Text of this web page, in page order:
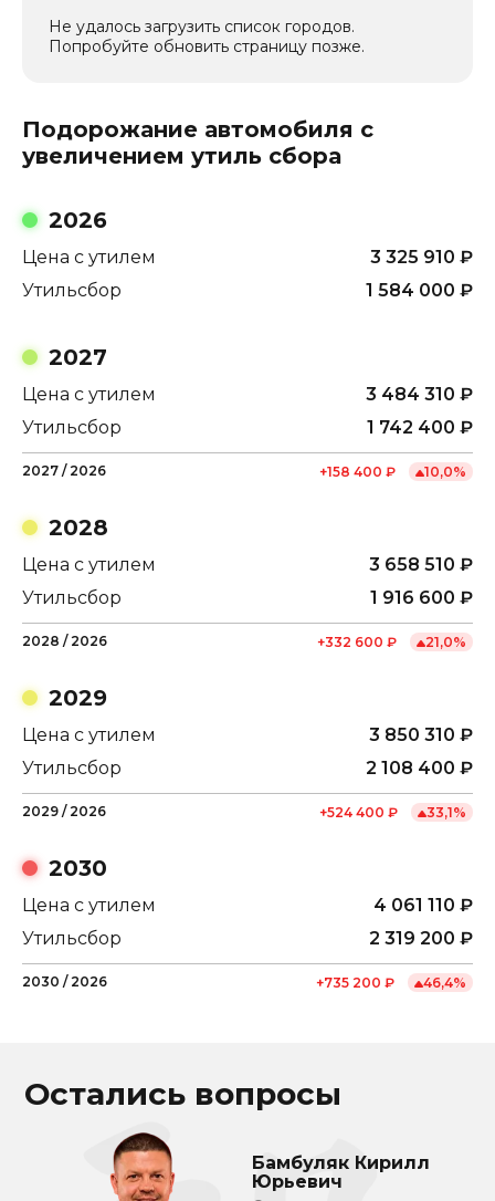
Не удалось загрузить список городов.
Попробуйте обновить страницу позже.
Подорожание автомобиля с
увеличением утиль сбора
2026
Цена с утилем 3 325 910 ₽
Утильсбор
1 584 000 ₽
2027
Цена с утилем 3 484 310 ₽
Утильсбор
1 742 400 ₽
2027 / 2026 +158 400 ₽ 10,0%
2028
Цена с утилем 3 658 510 ₽
Утильсбор
1 916 600 ₽
2028 / 2026 +332 600 ₽ 21,0%
2029
Цена с утилем 3 850 310 ₽
Утильсбор
2 108 400 ₽
2029 / 2026 +524 400 ₽ 33,1%
2030
Цена с утилем 4 061 110 ₽
Утильсбор
2 319 200 ₽
2030 / 2026 +735 200 ₽ 46,4%
Остались вопросы
Бамбуляк Кирилл
Юрьевич